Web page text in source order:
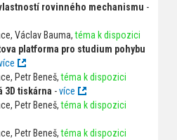
rovinného mechanismu -
Václav Bauma,téma k dispozici
platforma pro studium pohybu
Petr Beneš,téma k dispozici
3D tiskárna -více
Petr Beneš,téma k dispozici
Petr Beneš,téma k dispozici